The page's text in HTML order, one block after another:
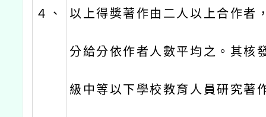
４、 以上得獎著作由二人以上合作者
分給分依作者人數平均之。其核
級中等以下學校教育人員研究著